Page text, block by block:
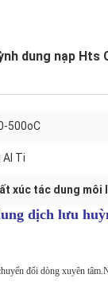
dung nạp Hts
500oC
Al Ti
xúc tác dung môi
dịch lưu
đổi dòng xuyên